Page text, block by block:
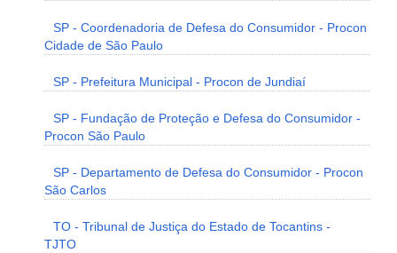
SP - Coordenadoria de Defesa do Consumidor - Procon
Cidade de São Paulo
SP - Prefeitura Municipal - Procon de Jundiaí
SP - Fundação de Proteção e Defesa do Consumidor -
Procon São Paulo
SP - Departamento de Defesa do Consumidor - Procon
São Carlos
TO - Tribunal de Justiça do Estado de Tocantins -
TJTO